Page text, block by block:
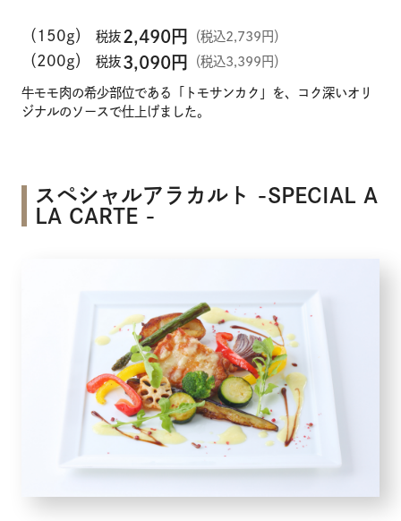
（150g） 税抜 2,490円 （税込2,739円）
（200g） 税抜 3,090円 （税込3,399円）
牛モモ肉の希少部位である「トモサンカク」を、コク深いオリ
ジナルのソースで仕上げました。
スペシャルアラカルト -SPECIAL A
LA CARTE -